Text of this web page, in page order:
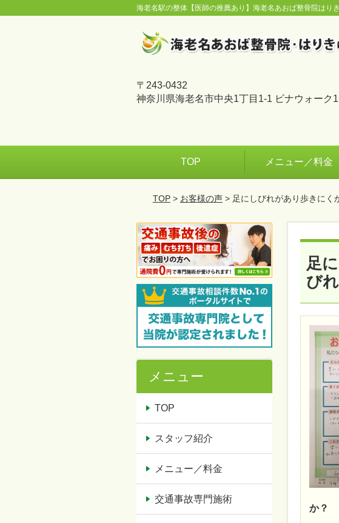
海老名駅の整体【医師の推薦あり】海老名あおば整骨院はり
〒243-0432
神奈川県海老名市中央1丁目1-1 ビナウォーク
TOP メニュー／料金
TOP> お客様の声> 足にしびれがあり歩きにく
足
び
か？
メニュー
TOP
スタッフ紹介
メニュー／料金
交通事故専門施術